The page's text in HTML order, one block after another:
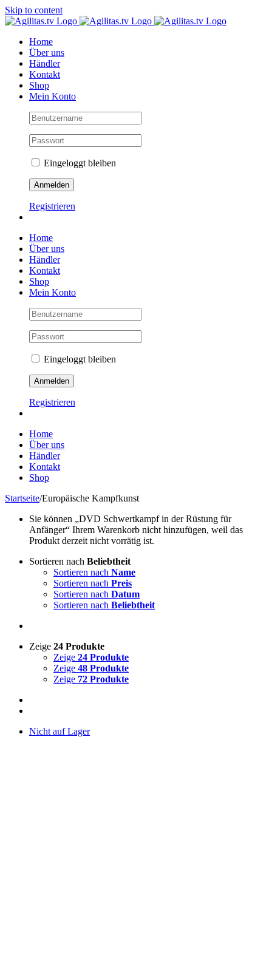
Skip to content
Home
Über uns
Händler
Kontakt
Shop
Mein Konto
Eingeloggt bleiben
Registrieren
Home
Über uns
Händler
Kontakt
Shop
Mein Konto
Eingeloggt bleiben
Registrieren
Home
Über uns
Händler
Kontakt
Shop
Startseite/Europäische Kampfkunst
Sie können „DVD Schwertkampf in der Rüstung für
Anfänger“ Ihrem Warenkorb nicht hinzufügen, weil das
Produkt derzeit nicht vorrätig ist.
Sortieren nach Beliebtheit
Sortieren nach Name
Sortieren nach Preis
Sortieren nach Datum
Sortieren nach Beliebtheit
Zeige 24 Produkte
Zeige 24 Produkte
Zeige 48 Produkte
Zeige 72 Produkte
Nicht auf Lager